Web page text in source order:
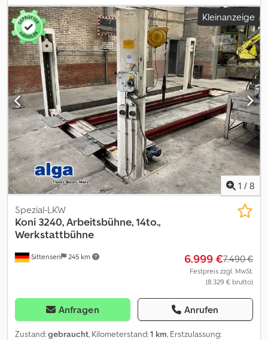
Frontbereich: Fenster und Tür mit Lichtausschnitt, Innen:
Kühlschrank, Spüle, Schränke, Tisch, Stühle, div. Zurrösen in der
Wand, Kleiderhaken usw. Elektroausstattung: Sicherungen,
Heizung, Beleuchtung, div. Steckdosen, das Besondere dabei ist
das Raum in Raum Konzept, wodurch es von außen wie ein
unscheinbarer Container und von innen wie ein
wärmegedämmter Wohnraum wirkt, Neupreis ca. 18.000 ¤, guter
Zustand Dkedpfsx Sub Tox Aifjr PA1260 Unser Angebot ist
generell ohne neue TÜV-Abnahme. Falls neue TÜV-Abnahme
erwünscht, unterbreiten wir Ihnen gerne ein Angebot unserer
Partnerwerkstätten! Fahrzeug kann mit Werbung beklebt
und/oder beschriftet sein. Es gelten unsere allgemeinen Liefer-
und Zahlungsbedingungen. Gerne erstellen wir Ihnen für dieses
Objekt ein Finanzierungs- oder Leasingangebot. Bitte sprechen
Sie uns an!
Kleinanzeige
1 / 8
Sittensen 245 km
Spezial-LKW
Koni 3240, Arbeitsbühne, 14to.,
Werkstattbühne
6.999 €7.490 €
Festpreis zzgl. MwSt.
(8.329 € brutto)
Anfragen Anrufen
Zustand:gebraucht, Kilometerstand:1 km, Erstzulassung: